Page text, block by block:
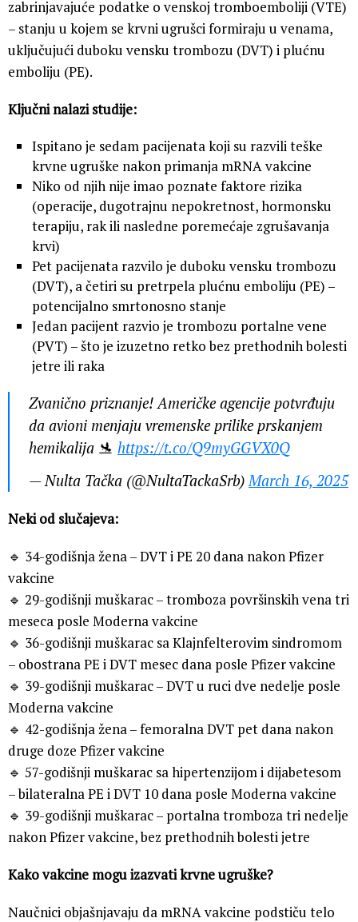
zabrinjavajuće podatke o venskoj tromboemboliji (VTE)
– stanju u kojem se krvni ugrušci formiraju u venama,
uključujući duboku vensku trombozu (DVT) i plućnu
emboliju (PE).
Ključni nalazi studije:
Ispitano je sedam pacijenata koji su razvili teške
krvne ugruške nakon primanja mRNA vakcine
Niko od njih nije imao poznate faktore rizika
(operacije, dugotrajnu nepokretnost, hormonsku
terapiju, rak ili nasledne poremećaje zgrušavanja
krvi)
Pet pacijenata razvilo je duboku vensku trombozu
(DVT), a četiri su pretrpela plućnu emboliju (PE) –
potencijalno smrtonosno stanje
Jedan pacijent razvio je trombozu portalne vene
(PVT) – što je izuzetno retko bez prethodnih bolesti
jetre ili raka
Zvanično priznanje! Američke agencije potvrđuju
da avioni menjaju vremenske prilike prskanjem
hemikalija 🛬 https://t.co/Q9myGGVX0Q
— Nulta Tačka (@NultaTackaSrb)March 16, 2025
Neki od slučajeva:
🔹 34-godišnja žena – DVT i PE 20 dana nakon Pfizer
vakcine
🔹 29-godišnji muškarac – tromboza površinskih vena tri
meseca posle Moderna vakcine
🔹 36-godišnji muškarac sa Klajnfelterovim sindromom
– obostrana PE i DVT mesec dana posle Pfizer vakcine
🔹 39-godišnji muškarac – DVT u ruci dvе nedelje posle
Moderna vakcine
🔹 42-godišnja žena – femoralna DVT pet dana nakon
druge doze Pfizer vakcine
🔹 57-godišnji muškarac sa hipertenzijom i dijabetesom
– bilateralna PE i DVT 10 dana posle Moderna vakcine
🔹 39-godišnji muškarac – portalna tromboza tri nedelje
nakon Pfizer vakcine, bez prethodnih bolesti jetre
Kako vakcine mogu izazvati krvne ugruške?
Naučnici objašnjavaju da mRNA vakcine podstiču telo